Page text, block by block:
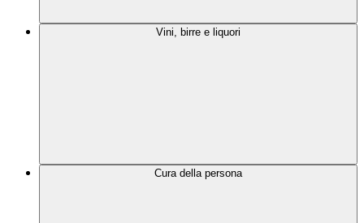
Vini, birre e liquori
Cura della persona